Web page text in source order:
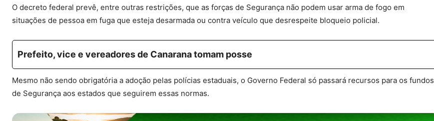
O decreto federal prevê, entre outras restrições, que as forças de Segurança não podem usar arma de fogo em
situações de pessoa em fuga que esteja desarmada ou contra veículo que desrespeite bloqueio policial.
Prefeito, vice e vereadores de Canarana tomam posse
Mesmo não sendo obrigatória a adoção pelas polícias estaduais, o Governo Federal só passará recursos para os fundos
de Segurança aos estados que seguirem essas normas.